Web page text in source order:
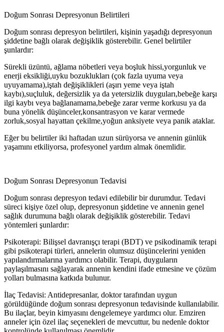
Doğum Sonrası Depresyonun Belirtileri
Doğum sonrası depresyon belirtileri, kişinin yaşadığı depresyonun
şiddetine bağlı olarak değişiklik gösterebilir. Genel belirtiler
şunlardır:
Sürekli üzüntü, ağlama nöbetleri veya boşluk hissi,yorgunluk ve
enerji eksikliği,uyku bozuklukları (çok fazla uyuma veya
uyuyamama),iştah değişiklikleri (aşırı yeme veya iştah
kaybı),suçluluk, değersizlik ya da yetersizlik duyguları,bebeğe karşı
ilgi kaybı veya bağlanamama,bebeğe zarar verme korkusu ya da
buna yönelik düşünceler,konsantrasyon ve karar vermede
zorluk,sosyal hayattan çekilme,yoğun anksiyete veya panik ataklar.
Eğer bu belirtiler iki haftadan uzun sürüyorsa ve annenin günlük
yaşamını etkiliyorsa, profesyonel yardım almak önemlidir.
Doğum Sonrası Depresyonun Tedavisi
Doğum sonrası depresyon tedavi edilebilir bir durumdur. Tedavi
süreci kişiye özel olup, depresyonun şiddetine ve annenin genel
sağlık durumuna bağlı olarak değişiklik gösterebilir. Tedavi
yöntemleri şunlardır:
Psikoterapi: Bilişsel davranışçı terapi (BDT) ve psikodinamik terapi
gibi psikoterapi türleri, annelerin olumsuz düşüncelerini yeniden
yapılandırmalarına yardımcı olabilir. Terapi, duyguların
paylaşılmasını sağlayarak annenin kendini ifade etmesine ve çözüm
yolları bulmasına katkıda bulunur.
İlaç Tedavisi: Antidepresanlar, doktor tarafından uygun
görüldüğünde doğum sonrası depresyonun tedavisinde kullanılabilir.
Bu ilaçlar, beyin kimyasını dengelemeye yardımcı olur. Emziren
anneler için özel ilaç seçenekleri de mevcuttur, bu nedenle doktor